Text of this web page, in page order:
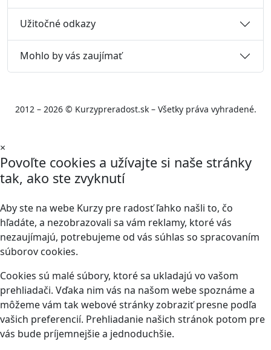
Užitočné odkazy
Mohlo by vás zaujímať
2012 – 2026 © Kurzypreradost.sk – Všetky práva vyhradené.
×
Povoľte cookies a užívajte si naše stránky
tak, ako ste zvyknutí
Aby ste na webe Kurzy pre radosť ľahko našli to, čo
hľadáte, a nezobrazovali sa vám reklamy, ktoré vás
nezaujímajú, potrebujeme od vás súhlas so spracovaním
súborov cookies.
Cookies sú malé súbory, ktoré sa ukladajú vo vašom
prehliadači. Vďaka nim vás na našom webe spoznáme a
môžeme vám tak webové stránky zobraziť presne podľa
vašich preferencií. Prehliadanie našich stránok potom pre
vás bude príjemnejšie a jednoduchšie.